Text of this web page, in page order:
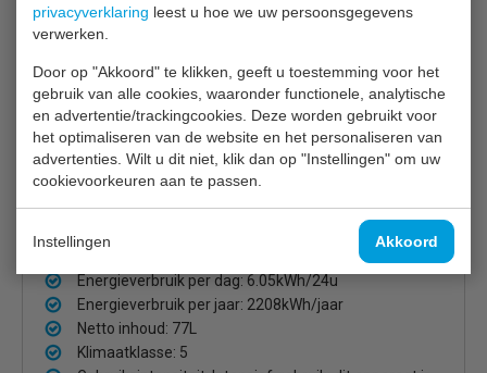
privacyverklaring leest u hoe we uw persoonsgegevens
verwerken.
Door op "Akkoord" te klikken, geeft u toestemming voor het
gebruik van alle cookies, waaronder functionele, analytische
en advertentie/trackingcookies. Deze worden gebruikt voor
het optimaliseren van de website en het personaliseren van
advertenties. Wilt u dit niet, klik dan op "Instellingen" om uw
cookievoorkeuren aan te passen.
Instellingen Akkoord
3 x GN 1/1 per lade
Makkelijk schoon te maken RVS constructie
Gebruiksvriendelijke digitale bediening en display
Zware RVS laden met een laadvermogen van 50 kg
Stevige vergrendelbare zwenkwielen
Automatische ontdooiing
Snel temperatuurherstel na openen
Omgevingstemperatuurbereik: +16°C tot +32°C
Energieverbruik per dag: 6.05kWh/24u
Energieverbruik per jaar: 2208kWh/jaar
Netto inhoud: 77L
Klimaatklasse: 5